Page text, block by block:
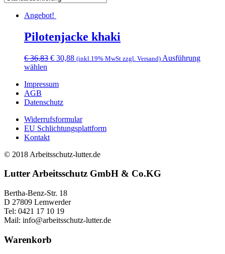
Angebot!
Pilotenjacke khaki
€36,83 Ursprünglicher
€ 36,83
€ 30,88Aktueller
(inkl.19% MwSt zzgl. Versand) Ausführung
wählen
weist
Varianten
Die
Optionen
können
der
gewählt
Impressum
AGB
Datenschutz
Widerrufsformular
EU Schlichtungsplattform
Kontakt
© 2018 Arbeitsschutz-lutter.de
Lutter Arbeitsschutz GmbH & Co.KG
Bertha-Benz-Str. 18
D 27809 Lemwerder
Tel: 0421 17 10 19
Mail: info@arbeitsschutz-lutter.de
Warenkorb